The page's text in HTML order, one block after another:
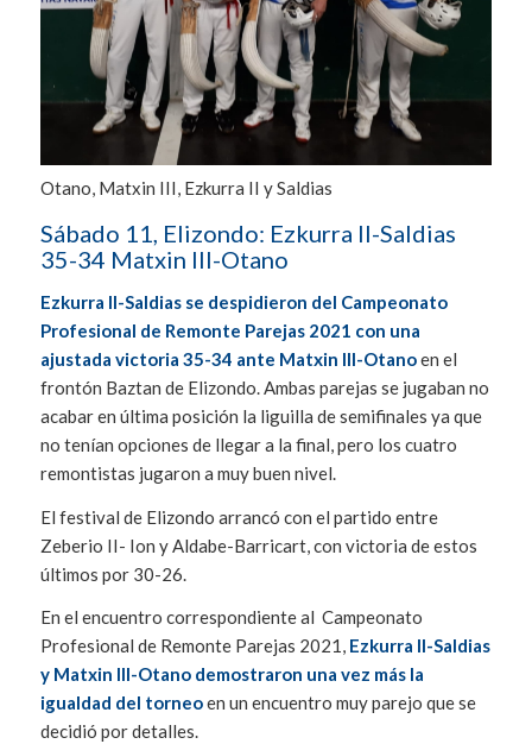
Otano, Matxin III, Ezkurra II y Saldias
Sábado 11, Elizondo: Ezkurra II-Saldias
35-34 Matxin III-Otano
Ezkurra II-Saldias se despidieron del Campeonato
Profesional de Remonte Parejas 2021 con una
ajustada victoria 35-34 ante Matxin III-Otanoen el
frontón Baztan de Elizondo. Ambas parejas se jugaban no
acabar en última posición la liguilla de semifinales ya que
no tenían opciones de llegar a la final, pero los cuatro
remontistas jugaron a muy buen nivel.
El festival de Elizondo arrancó con el partido entre
Zeberio II- Ion y Aldabe-Barricart, con victoria de estos
últimos por 30-26.
En el encuentro correspondiente al Campeonato
Profesional de Remonte Parejas 2021, Ezkurra II-Saldias
y Matxin III-Otano demostraron una vez más la
igualdad del torneoen un encuentro muy parejo que se
decidió por detalles.